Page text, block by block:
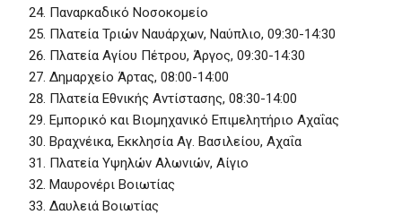
Παναρκαδικό Νοσοκομείο
Πλατεία Τριών Ναυάρχων, Ναύπλιο, 09:30-14:30
Πλατεία Αγίου Πέτρου, Άργος, 09:30-14:30
Δημαρχείο Άρτας, 08:00-14:00
Πλατεία Εθνικής Αντίστασης, 08:30-14:00
Εμπορικό και Βιομηχανικό Επιμελητήριο Αχαΐας
Βραχνέικα, Εκκλησία Αγ. Βασιλείου, Αχαΐα
Πλατεία Υψηλών Αλωνιών, Αίγιο
Μαυρονέρι Βοιωτίας
Δαυλειά Βοιωτίας